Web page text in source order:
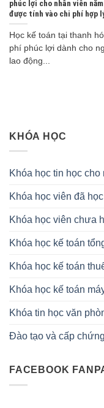
phúc lợi cho nhân viên
được tính vào chi phí hợp
Học kế toán tại thanh
phí phúc lợi dành cho
lao động...
KHÓA HỌC
Khóa học tin học
Khóa học viên đã
Khóa học viên chưa
Khóa học kế toán
Khóa học kế toán
Khóa học kế toán
Khóa tin học văn
Đào tạo và cấp
FACEBOOK